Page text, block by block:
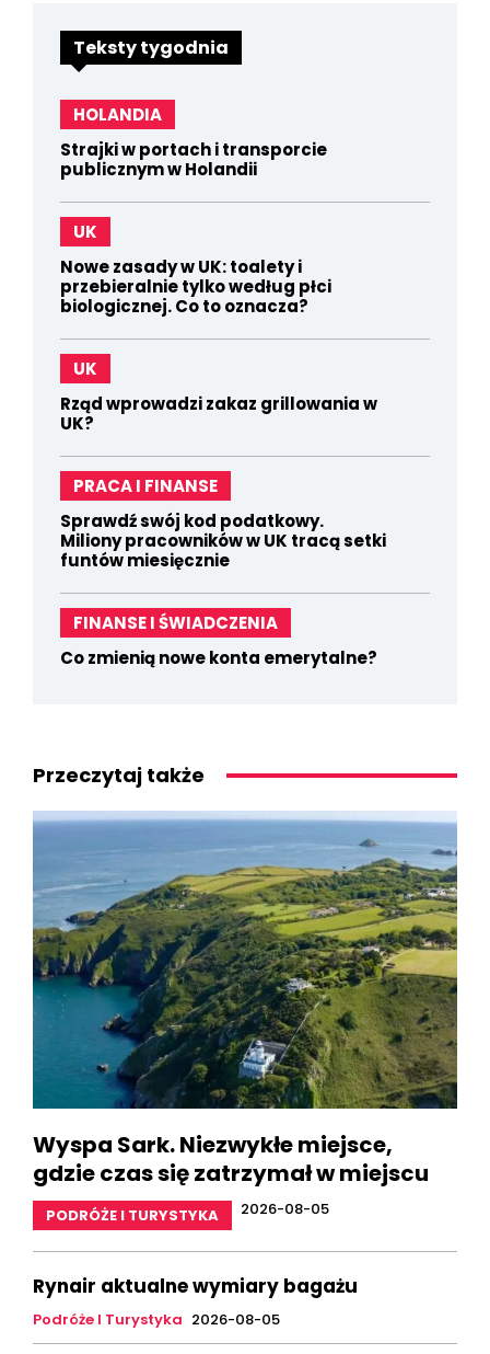
Teksty tygodnia
HOLANDIA
Strajki w portach i transporcie
publicznym w Holandii
UK
Nowe zasady w UK: toalety i
przebieralnie tylko według płci
biologicznej. Co to oznacza?
UK
Rząd wprowadzi zakaz grillowania w
UK?
PRACA I FINANSE
Sprawdź swój kod podatkowy.
Miliony pracowników w UK tracą setki
funtów miesięcznie
FINANSE I ŚWIADCZENIA
Co zmienią nowe konta emerytalne?
Przeczytaj także
Wyspa Sark. Niezwykłe miejsce,
gdzie czas się zatrzymał w miejscu
PODRÓŻE I TURYSTYKA 2026-08-05
Rynair aktualne wymiary bagażu
Podróże I Turystyka 2026-08-05